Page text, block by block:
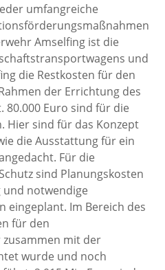
umfangreiche
Amselfing ist die
und
die Restkosten für den
der Errichtung des
80.000 Euro sind für die
Hier sind für das Konzept
die Ausstattung für ein
Für die
sind Planungskosten
notwendige
eingeplant. Im Bereich des
für den
zusammen mit der
wurde und noch